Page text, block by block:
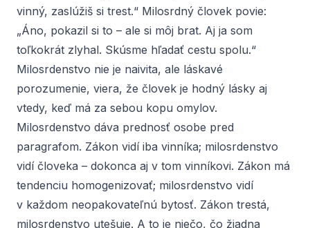
vinný, zaslúžiš si trest.“ Milosrdný človek povie:
„Áno, pokazil si to – ale si môj brat. Aj ja som
toľkokrát zlyhal. Skúsme hľadať cestu spolu.“
Milosrdenstvo nie je naivita, ale láskavé
porozumenie, viera, že človek je hodný lásky aj
vtedy, keď má za sebou kopu omylov.
Milosrdenstvo dáva prednosť osobe pred
paragrafom. Zákon vidí iba vinníka; milosrdenstvo
vidí človeka – dokonca aj v tom vinníkovi. Zákon má
tendenciu homogenizovať; milosrdenstvo vidí
v každom neopakovateľnú bytosť. Zákon trestá,
milosrdenstvo utešuje. A to je niečo, čo žiadna